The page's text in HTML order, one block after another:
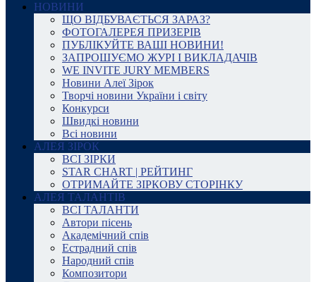
НОВИНИ
ЩО ВІДБУВАЄТЬСЯ ЗАРАЗ?
ФОТОГАЛЕРЕЯ ПРИЗЕРІВ
ПУБЛІКУЙТЕ ВАШІ НОВИНИ!
ЗАПРОШУЄМО ЖУРІ І ВИКЛАДАЧІВ
WE INVITE JURY MEMBERS
Новини Алеї Зірок
Творчі новини України і світу
Конкурси
Швидкі новини
Всі новини
АЛЕЯ ЗІРОК
ВСІ ЗІРКИ
STAR CHART | РЕЙТИНГ
ОТРИМАЙТЕ ЗІРКОВУ СТОРІНКУ
АЛЕЯ ТАЛАНТІВ
ВСІ ТАЛАНТИ
Автори пісень
Академічний спів
Естрадний спів
Народний спів
Композитори